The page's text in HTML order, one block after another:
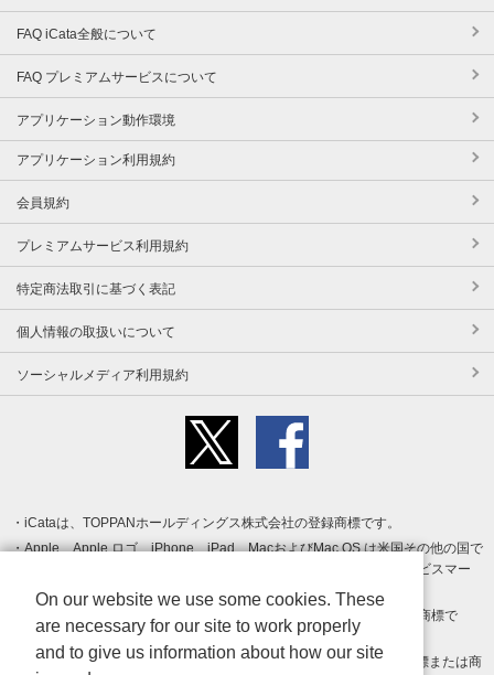
FAQ iCata全般について
FAQ プレミアムサービスについて
アプリケーション動作環境
アプリケーション利用規約
会員規約
プレミアムサービス利用規約
特定商法取引に基づく表記
個人情報の取扱いについて
ソーシャルメディア利用規約
iCataは、TOPPANホールディングス株式会社の登録商標です。
Apple、Apple ロゴ、iPhone、iPad、MacおよびMac OS は米国その他の国で
登録された Apple Inc. の商標です。App Store は Apple Inc. のサービスマー
クです。
Android、Google Play および Google Play ロゴ は Google LLC の商標で
す。
Windows は Microsoft Inc.の米国およびその他の国における登録商標または商
On our website we use some cookies. These
are necessary for our site to work properly
and to give us information about how our site